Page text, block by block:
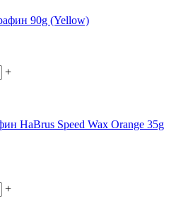
90g (Yellow)
+
HaBrus Speed Wax Orange 35g
+